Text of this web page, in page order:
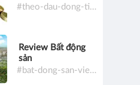
#theo-dau-dong-tien
Review Bất động
sản
#bat-dong-san-viet-nam